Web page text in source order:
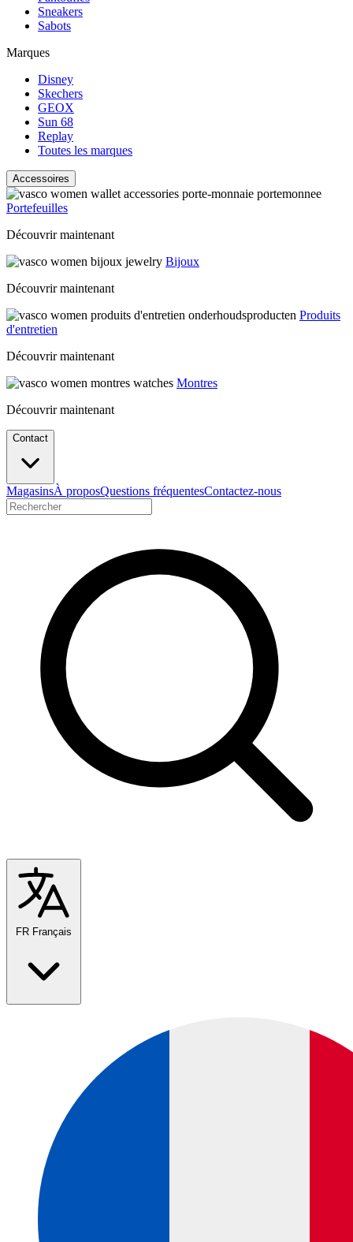
Sneakers
Sabots
Marques
Disney
Skechers
GEOX
Sun 68
Replay
Toutes les marques
Accessoires
Portefeuilles
Découvrir maintenant
Bijoux
Découvrir maintenant
Produits
d'entretien
Découvrir maintenant
Montres
Découvrir maintenant
Contact
MagasinsÀ proposQuestions fréquentesContactez-nous
FR Français